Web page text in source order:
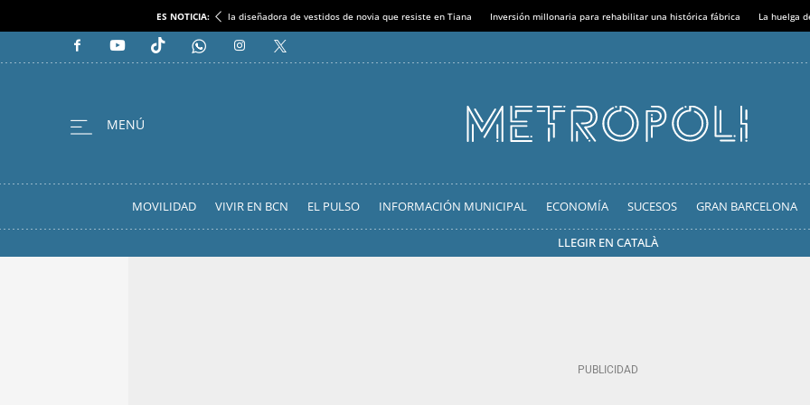
ES NOTICIA: la diseñadora de vestidos de novia que resiste en Tiana Inversión millonaria para rehabilitar una histórica fábrica La huelga
MOVILIDAD VIVIR EN BCN EL PULSO INFORMACIÓN MUNICIPAL ECONOMÍA SUCESOS GRAN BARCELONA
LLEGIR EN CATALÀ